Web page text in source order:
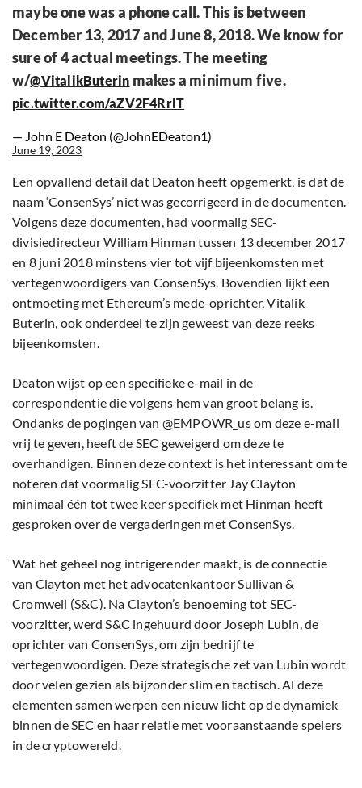
maybe one was a phone call. This is between
December 13, 2017 and June 8, 2018. We know for
sure of 4 actual meetings. The meeting
w/@VitalikButerin makes a minimum five.
pic.twitter.com/aZV2F4RrlT
— John E Deaton (@JohnEDeaton1)
June 19, 2023
Een opvallend detail dat Deaton heeft opgemerkt, is dat de
naam ‘ConsenSys’ niet was gecorrigeerd in de documenten.
Volgens deze documenten, had voormalig SEC-
divisiedirecteur William Hinman tussen 13 december 2017
en 8 juni 2018 minstens vier tot vijf bijeenkomsten met
vertegenwoordigers van ConsenSys. Bovendien lijkt een
ontmoeting met Ethereum’s mede-oprichter, Vitalik
Buterin, ook onderdeel te zijn geweest van deze reeks
bijeenkomsten.
Deaton wijst op een specifieke e-mail in de
correspondentie die volgens hem van groot belang is.
Ondanks de pogingen van @EMPOWR_us om deze e-mail
vrij te geven, heeft de SEC geweigerd om deze te
overhandigen. Binnen deze context is het interessant om te
noteren dat voormalig SEC-voorzitter Jay Clayton
minimaal één tot twee keer specifiek met Hinman heeft
gesproken over de vergaderingen met ConsenSys.
Wat het geheel nog intrigerender maakt, is de connectie
van Clayton met het advocatenkantoor Sullivan &
Cromwell (S&C). Na Clayton’s benoeming tot SEC-
voorzitter, werd S&C ingehuurd door Joseph Lubin, de
oprichter van ConsenSys, om zijn bedrijf te
vertegenwoordigen. Deze strategische zet van Lubin wordt
door velen gezien als bijzonder slim en tactisch. Al deze
elementen samen werpen een nieuw licht op de dynamiek
binnen de SEC en haar relatie met vooraanstaande spelers
in de cryptowereld.